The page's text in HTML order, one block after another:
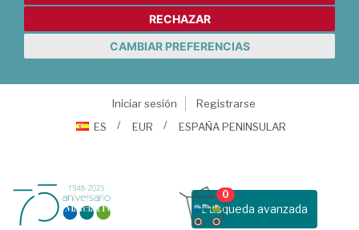
RECHAZAR
CAMBIAR PREFERENCIAS
Iniciar sesión
Registrarse
ES
EUR ESPAÑA PENINSULAR
Busqueda avanzada
0